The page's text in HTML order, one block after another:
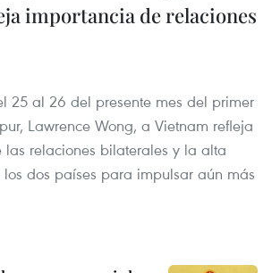
importancia de relaciones
25 al 26 del presente mes del primer
Lawrence Wong, a Vietnam refleja
relaciones bilaterales y la alta
dos países para impulsar aún más